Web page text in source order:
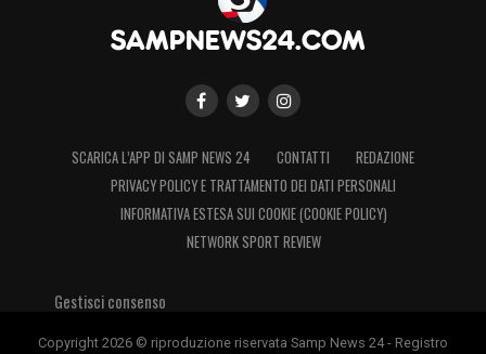
SCARICA L’APP DI SAMP NEWS 24 CONTATTI
REDAZIONE
PRIVACY POLICY E TRATTAMENTO DEI DATI PERSONALI
INFORMATIVA ESTESA SUI COOKIE (COOKIE POLICY)
NETWORK SPORT REVIEW
Gestisci consenso
Copyright 2026 © riproduzione riservata Samp News 24 - Registro